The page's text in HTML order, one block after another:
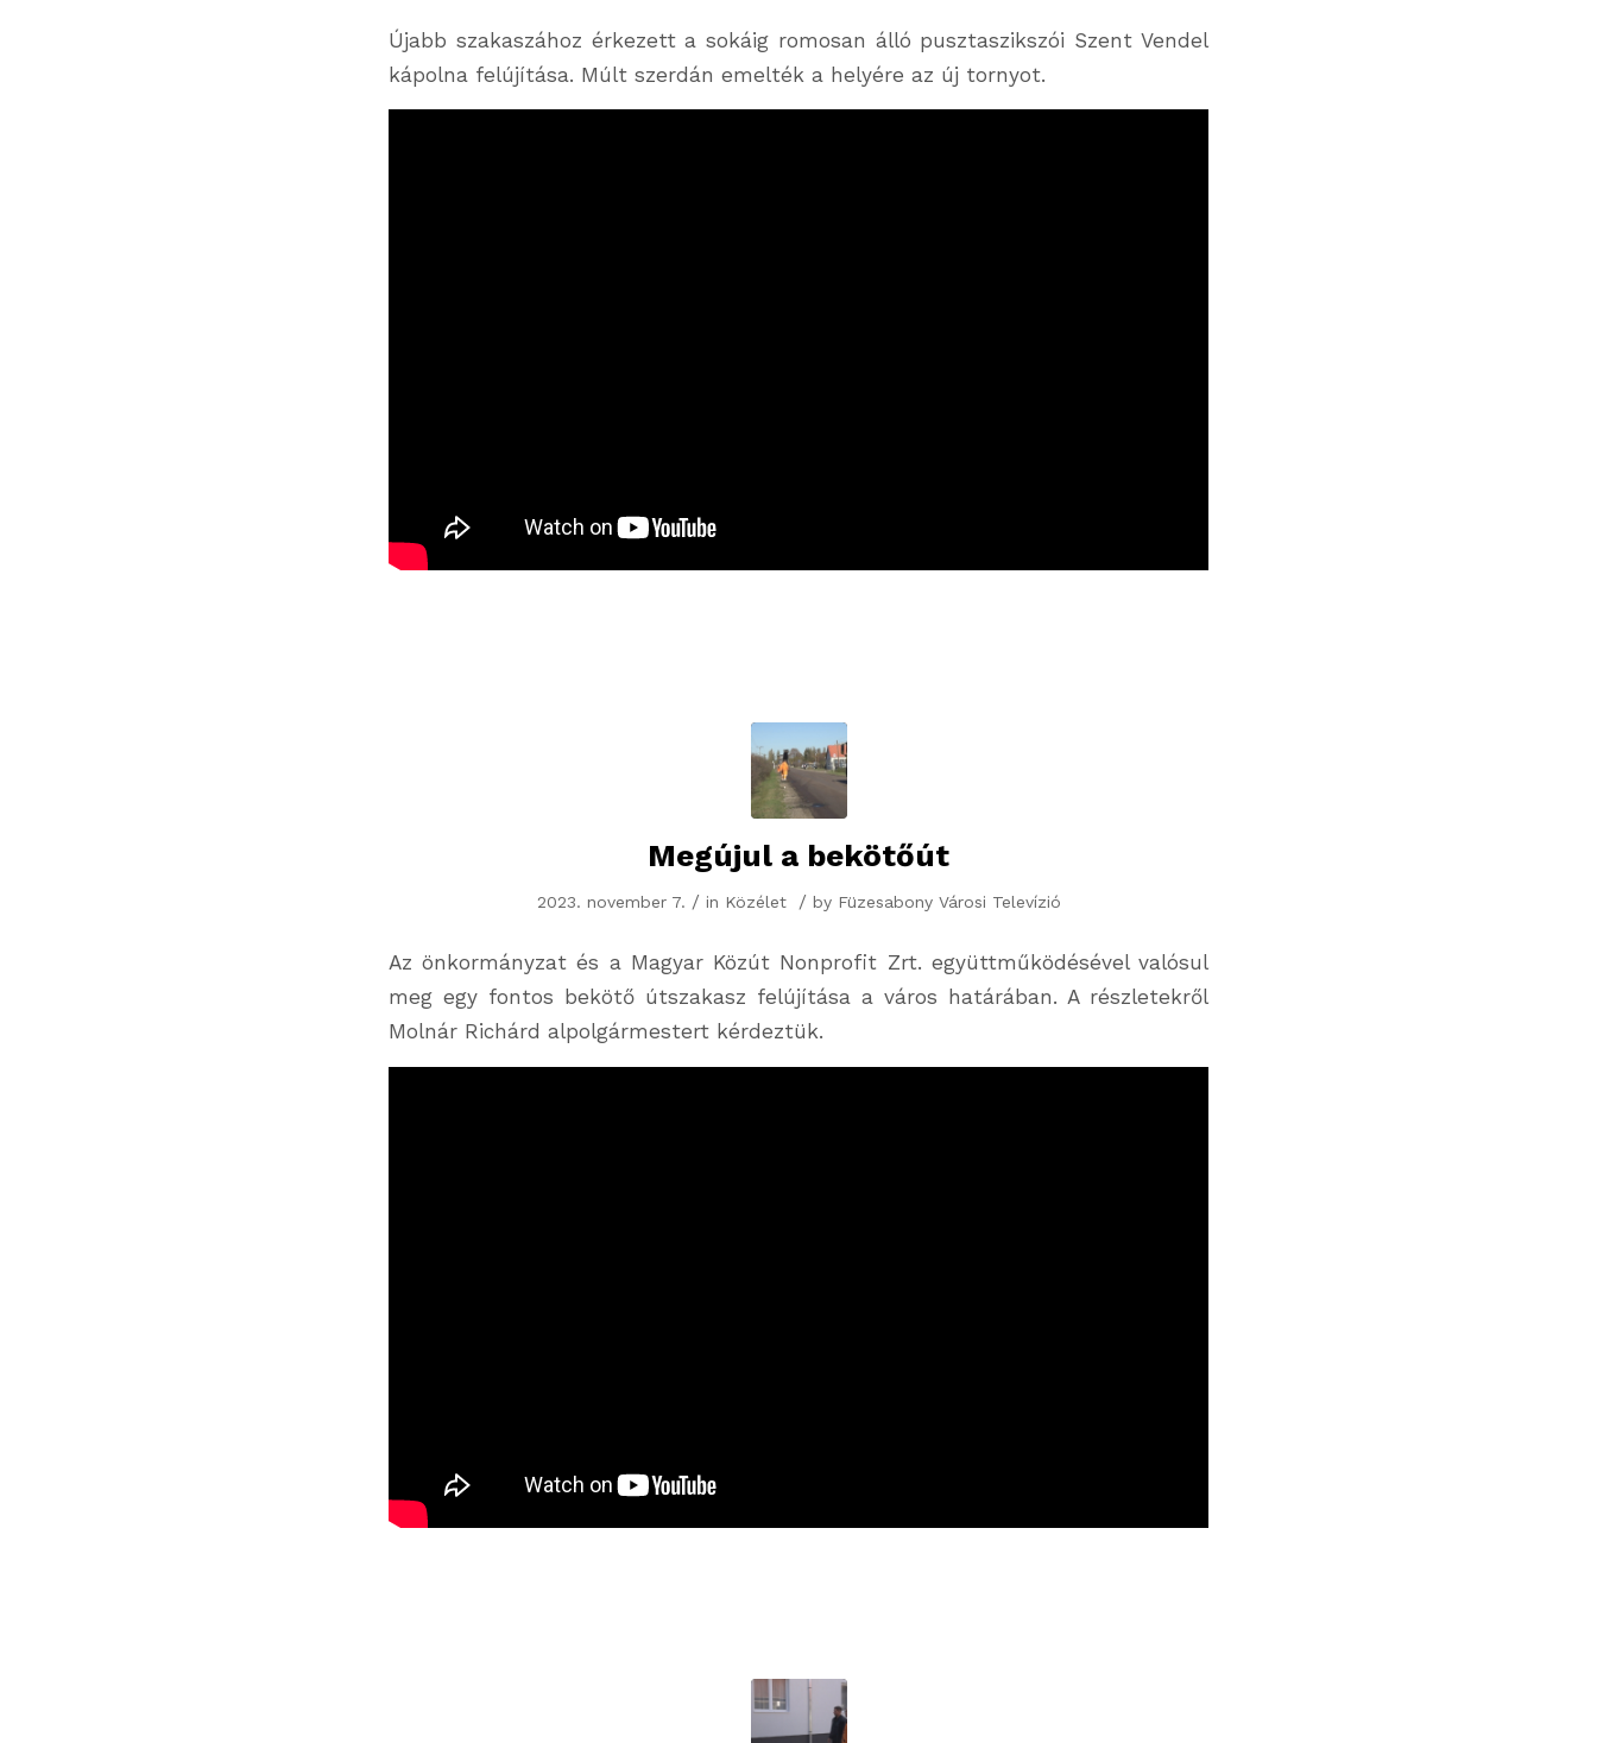
Újabb szakaszához érkezett a sokáig romosan álló pusztaszikszói Szent Vendel
kápolna felújítása. Múlt szerdán emelték a helyére az új tornyot.
Megújul a bekötőút
2023. november 7. / in Közélet / by Füzesabony Városi Televízió
Az önkormányzat és a Magyar Közút Nonprofit Zrt. együttműködésével valósul
meg egy fontos bekötő útszakasz felújítása a város határában. A részletekről
Molnár Richárd alpolgármestert kérdeztük.